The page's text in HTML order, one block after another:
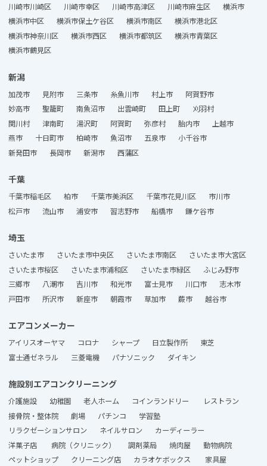
川崎市川崎区
川崎市幸区 川崎市高津区 川崎市麻生区
横浜市
横浜市中区
横浜市保土ケ谷区 横浜市南区
横浜市港北区
横浜市神奈川区
横浜市西区 横浜市都筑区
横浜市青葉区
横浜市鶴見区
新潟
加茂市 見附市 三条市 糸魚川市 村上市
阿賀野市
妙高市
聖籠町 南魚沼市 出雲崎町 田上町
刈羽村
関川村
津南町 湯沢町 阿賀町 弥彦村 胎内市
上越市
燕市
十日町市 柏崎市 魚沼市 五泉市
小千谷市
新発田市
長岡市 新潟市 西蒲区
千葉
千葉市稲毛区 柏市 千葉市美浜区 千葉市花見川区
市川市
松戸市
流山市 浦安市 習志野市 船橋市 鎌ケ谷市
埼玉
さいたま市 さいたま市中央区 さいたま市南区
さいたま市大宮区
さいたま市桜区
さいたま市浦和区 さいたま市緑区
ふじみ野市
三郷市
八潮市 吉川市 和光市 富士見市 川口市
志木市
戸田市
所沢市 新座市 朝霞市 草加市 蕨市 越谷市
エアコンメーカー
アイリスオーヤマ コロナ シャープ 日立製作所
東芝
富士通ゼネラル
三菱電機 パナソニック ダイキン
施設別エアコンクリーニング
介護施設 幼稚園 老人ホーム コインランドリー
レストラン
接骨院・整体院
劇場 パチンコ
学習塾
リラクゼーションサロン
ネイルサロン
カーディーラー
洋菓子店
病院（クリニック） 調剤薬局 焼肉屋
動物病院
ペットショップ
クリーニング店 カラオケボックス
家具屋